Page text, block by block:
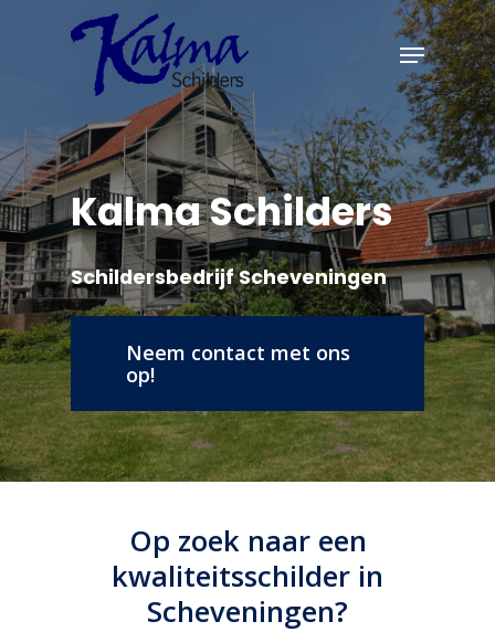
Menu
KalmaSchilders
SchildersbedrijfScheveningen
Neem contact met ons
op!
Op zoek naar een
kwaliteitsschilder in
Scheveningen?